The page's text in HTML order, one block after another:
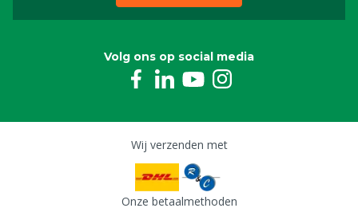
Volg ons op social media
Wij verzenden met
Onze betaalmethoden